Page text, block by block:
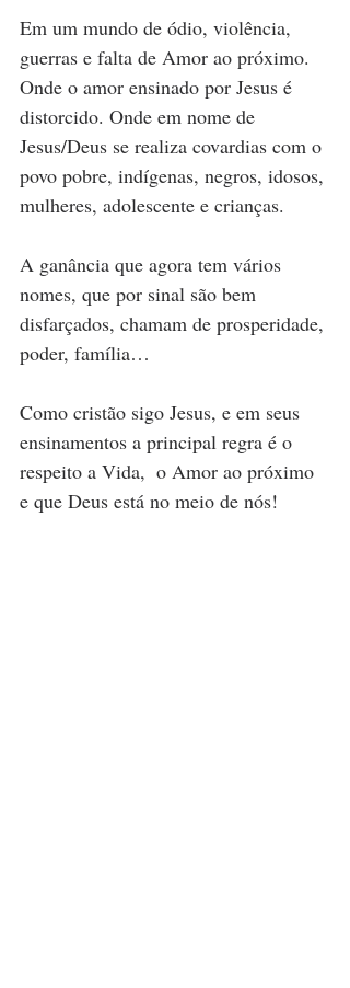
Em um mundo de ódio, violência,
guerras e falta de Amor ao próximo.
Onde o amor ensinado por Jesus é
distorcido. Onde em nome de
Jesus/Deus se realiza covardias com o
povo pobre, indígenas, negros, idosos,
mulheres, adolescente e crianças.
A ganância que agora tem vários
nomes, que por sinal são bem
disfarçados, chamam de prosperidade,
poder, família…
Como cristão sigo Jesus, e em seus
ensinamentos a principal regra é o
respeito a Vida,  o Amor ao próximo
e que Deus está no meio de nós!